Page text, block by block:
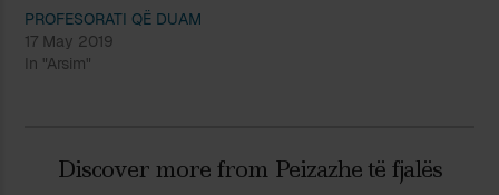
PROFESORATI QË DUAM
17 May 2019
In "Arsim"
Discover more from Peizazhe të fjalës